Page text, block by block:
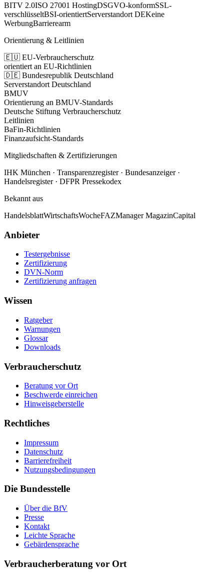
BITV 2.0ISO 27001 HostingDSGVO-konformSSL-
verschlüsseltBSI-orientiertServerstandort DEKeine
WerbungBarrierearm
Orientierung & Leitlinien
🇪🇺 EU-Verbraucherschutz
orientiert an EU-Richtlinien
🇩🇪 Bundesrepublik Deutschland
Serverstandort Deutschland
BMUV
Orientierung an BMUV-Standards
Deutsche Stiftung Verbraucherschutz
Leitlinien
BaFin-Richtlinien
Finanzaufsicht-Standards
Mitgliedschaften & Zertifizierungen
IHK München · Transparenzregister · Bundesanzeiger ·
Handelsregister · DFPR Pressekodex
Bekannt aus
HandelsblattWirtschaftsWocheFAZManager MagazinCapital
Anbieter
Testergebnisse
Zertifizierung
DVN-Norm
Zertifizierung anfragen
Wissen
Ratgeber
Warnungen
Glossar
Downloads
Verbraucherschutz
Beratung vor Ort
Beschwerde einreichen
Hinweisgeberstelle
Rechtliches
Impressum
Datenschutz
Barrierefreiheit
Nutzungsbedingungen
Die Bundesstelle
Über die BfV
Presse
Kontakt
Leichte Sprache
Gebärdensprache
Verbraucherberatung vor Ort